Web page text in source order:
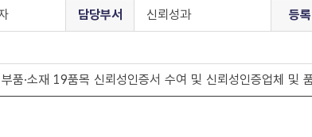
담당부서 신뢰성과 등
품·소재 19품목 신뢰성인증서 수여 및 신뢰성인증업체 및